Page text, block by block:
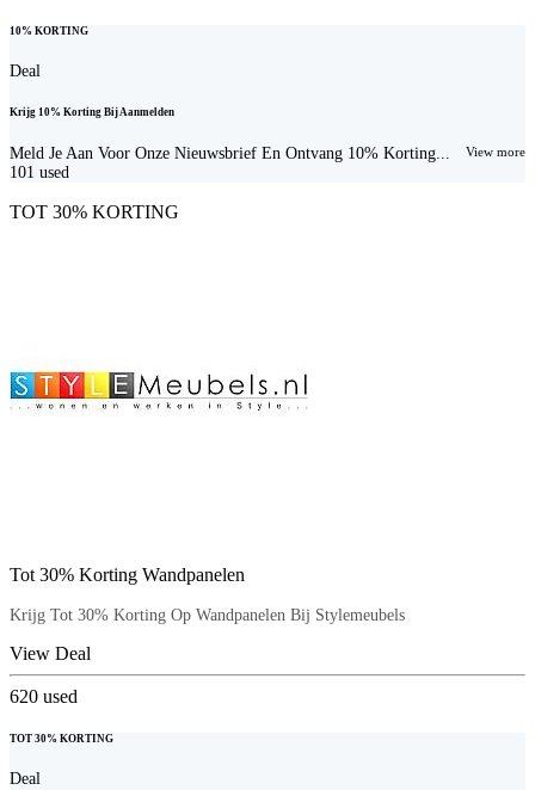
10% KORTING
Deal
Krijg 10% Korting Bij Aanmelden
Meld Je Aan Voor Onze Nieuwsbrief En Ontvang 10% Korting... View more
101 used
TOT 30% KORTING
Tot 30% Korting Wandpanelen
Krijg Tot 30% Korting Op Wandpanelen Bij Stylemeubels
View Deal
620 used
TOT 30% KORTING
Deal